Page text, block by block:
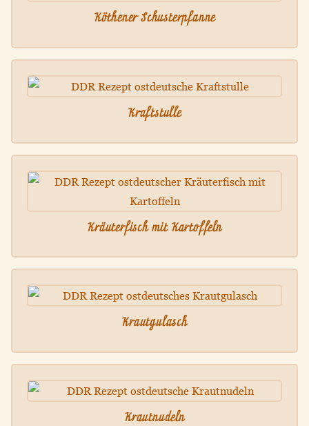
Köthener Schusterpfanne
Kraftstulle
Kräuterfisch mit Kartoffeln
Krautgulasch
Krautnudeln